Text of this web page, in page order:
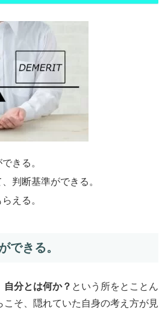
きる。
判断基準ができる。
える。
できる。
自分とは何か？ という所をとことん
こそ、隠れていた自身の考え方が見